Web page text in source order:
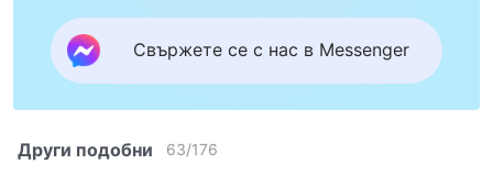
Свържете се с нас в Messenger
Други подобни 63/176